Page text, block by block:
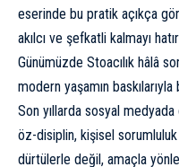
eserinde bu pratik açıkça
akılcı ve şefkatli kalmayı
Günümüzde Stoacılık hâlâ
modern yaşamın
Son yıllarda sosyal
öz-disiplin, kişisel
dürtülerle değil, amaçla